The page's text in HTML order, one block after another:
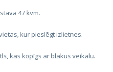
47 kvm.
kur pieslēgt izlietnes.
kas kopīgs ar blakus veikalu.